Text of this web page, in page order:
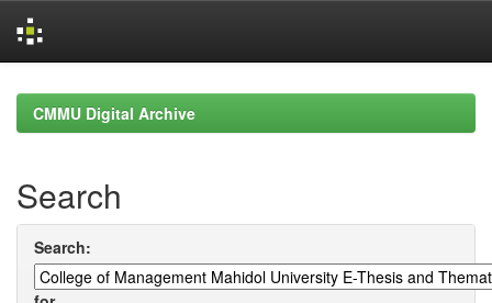
navigationCMMU Digital Archive
Search
Search: